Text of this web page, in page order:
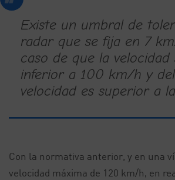
Existe un umbral de
radar que se fija en 7
caso de que la velocidad
inferior a 100 km/h y del
velocidad es superior a
Con la normativa anterior, y en una
velocidad máxima de 120 km/h, en